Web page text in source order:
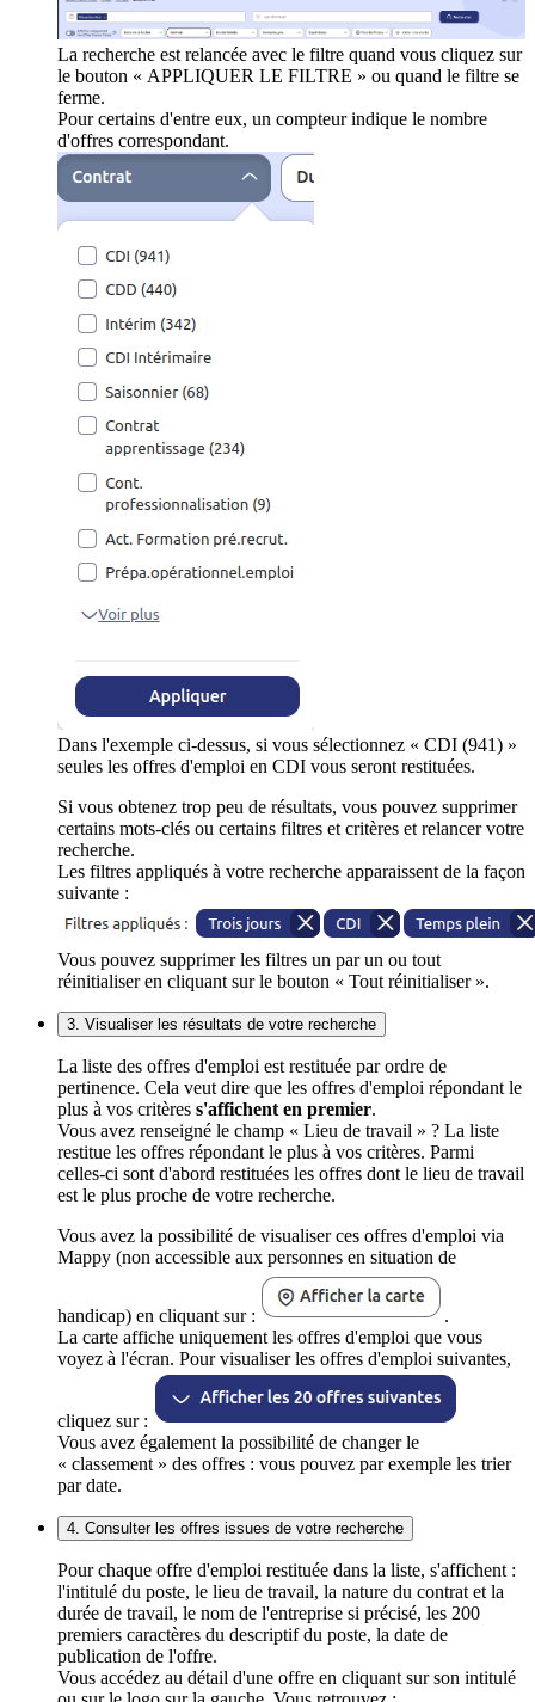
La recherche est relancée avec le filtre quand vous cliquez sur
le bouton « APPLIQUER LE FILTRE » ou quand le filtre se
ferme.
Pour certains d'entre eux, un compteur indique le nombre
d'offres correspondant.
Dans l'exemple ci-dessus, si vous sélectionnez « CDI (941) »
seules les offres d'emploi en CDI vous seront restituées.
Si vous obtenez trop peu de résultats, vous pouvez supprimer
certains mots-clés ou certains filtres et critères et relancer votre
recherche.
Les filtres appliqués à votre recherche apparaissent de la façon
suivante :
Vous pouvez supprimer les filtres un par un ou tout
réinitialiser en cliquant sur le bouton « Tout réinitialiser ».
3. Visualiser les résultats de votre recherche
La liste des offres d'emploi est restituée par ordre de
pertinence. Cela veut dire que les offres d'emploi répondant le
plus à vos critères s'affichent en premier.
Vous avez renseigné le champ « Lieu de travail » ? La liste
restitue les offres répondant le plus à vos critères. Parmi
celles-ci sont d'abord restituées les offres dont le lieu de travail
est le plus proche de votre recherche.
Vous avez la possibilité de visualiser ces offres d'emploi via
Mappy (non accessible aux personnes en situation de
handicap) en cliquant sur :
.
La carte affiche uniquement les offres d'emploi que vous
voyez à l'écran. Pour visualiser les offres d'emploi suivantes,
cliquez sur :
Vous avez également la possibilité de changer le
« classement » des offres : vous pouvez par exemple les trier
par date.
4. Consulter les offres issues de votre recherche
Pour chaque offre d'emploi restituée dans la liste, s'affichent :
l'intitulé du poste, le lieu de travail, la nature du contrat et la
durée de travail, le nom de l'entreprise si précisé, les 200
premiers caractères du descriptif du poste, la date de
publication de l'offre.
Vous accédez au détail d'une offre en cliquant sur son intitulé